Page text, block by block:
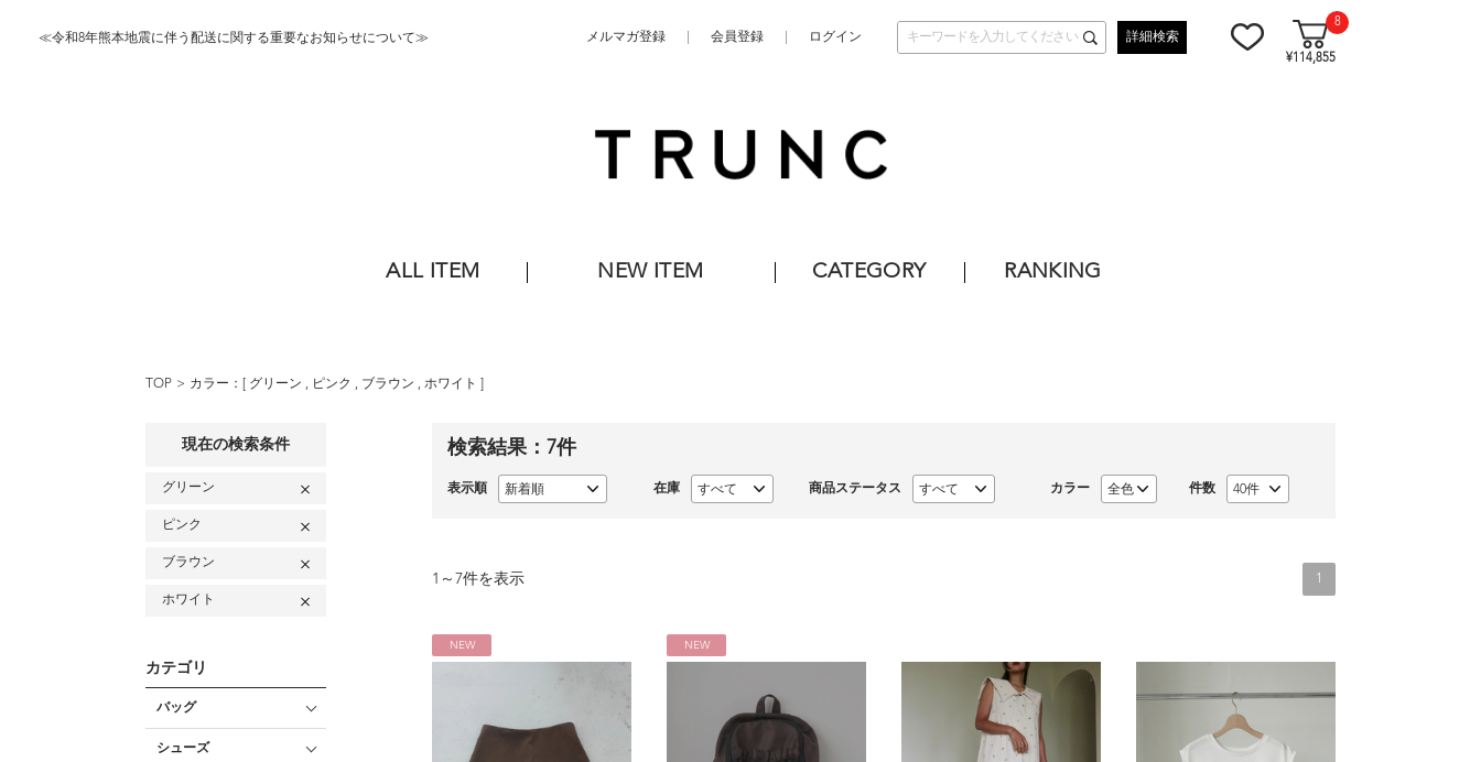
≪令和8年熊本地震に伴う配送に関する重要なお知らせについて≫ メルマガ登録 会員登録 ログイン 詳細検索
8
¥114,855
ALL ITEM NEW ITEM CATEGORY RANKING
TOP カラー：[ グリーン , ピンク , ブラウン , ホワイト
現在の検索条件
グリーン
ピンク
ブラウン
ホワイト
カテゴリ
バッグ
シューズ
検索結果： 7件
表示順 在庫 商品ステータス カラー 件数
1 ～ 7件を表示 1
NEW NEW